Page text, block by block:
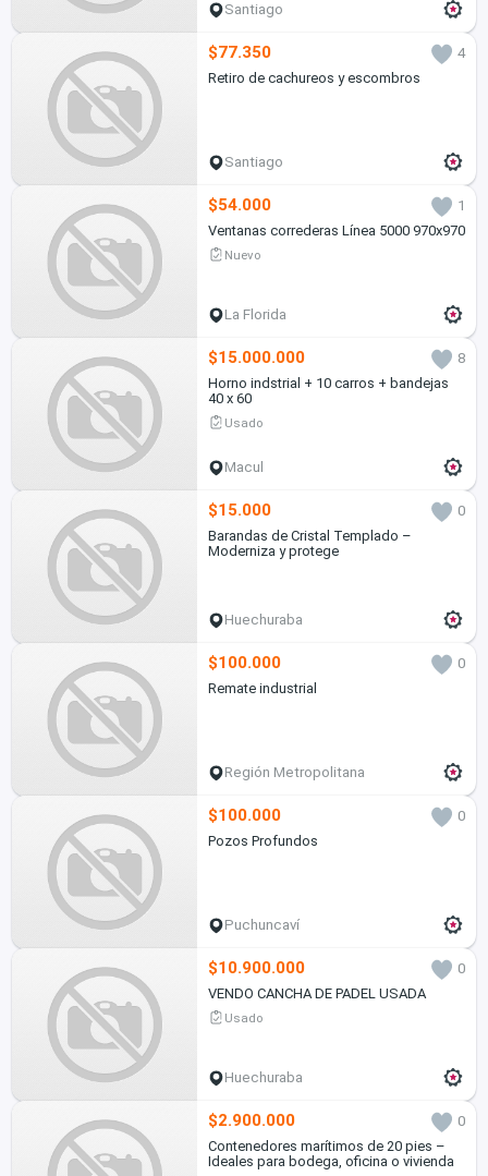
Santiago
$77.350
4
Retiro de cachureos y escombros
Santiago
$54.000
1
Ventanas correderas Línea 5000 970x970
Nuevo
La Florida
$15.000.000
8
Horno indstrial + 10 carros + bandejas
40 x 60
Usado
Macul
$15.000
0
Barandas de Cristal Templado –
Moderniza y protege
Huechuraba
$100.000
0
Remate industrial
Región Metropolitana
$100.000
0
Pozos Profundos
Puchuncaví
$10.900.000
0
VENDO CANCHA DE PADEL USADA
Usado
Huechuraba
$2.900.000
0
Contenedores marítimos de 20 pies –
Ideales para bodega, oficina o vivienda